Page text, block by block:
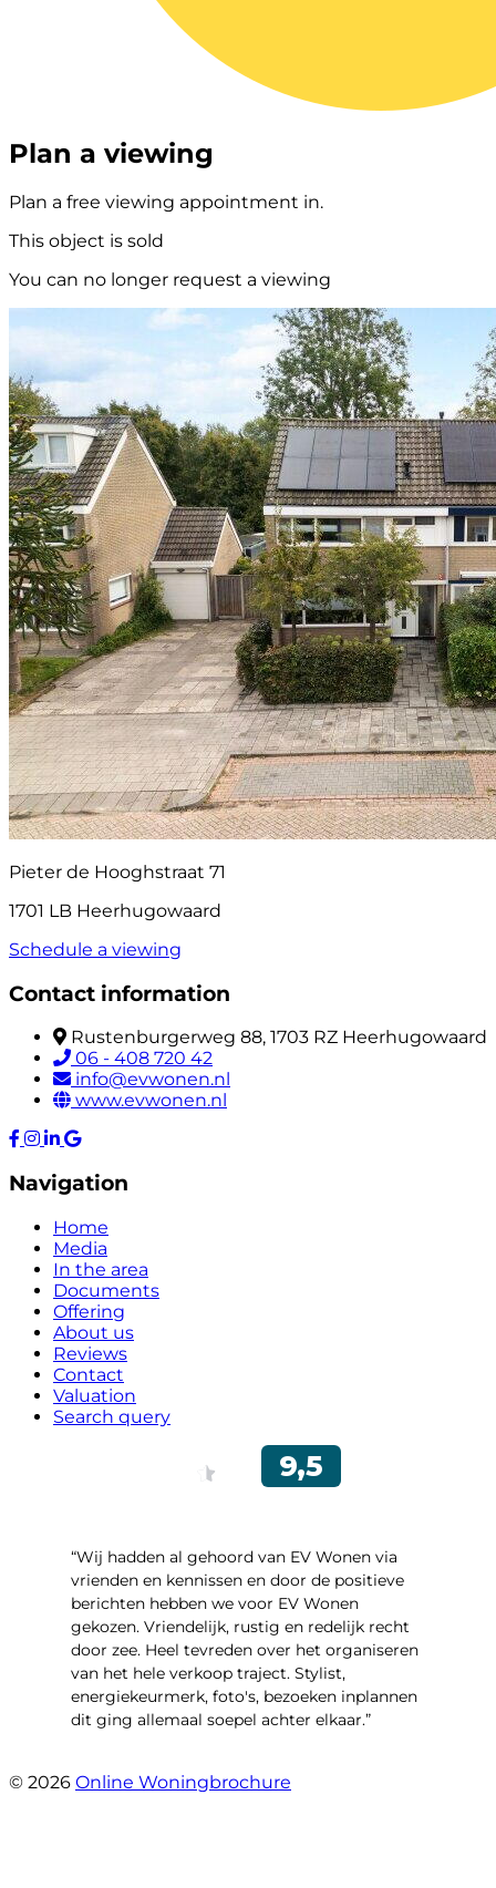
Plan a viewing
Plan a free viewing appointment in.
This object is sold
You can no longer request a viewing
Pieter de Hooghstraat 71
1701 LB Heerhugowaard
Schedule a viewing
Contact information
Rustenburgerweg 88, 1703 RZ Heerhugowaard
06 - 408 720 42
info@evwonen.nl
www.evwonen.nl
Navigation
Home
Media
In the area
Documents
Offering
About us
Reviews
Contact
Valuation
Search query
“Wij hadden al gehoord van EV Wonen via
vrienden en kennissen en door de positieve
berichten hebben we voor EV Wonen
gekozen. Vriendelijk, rustig en redelijk recht
door zee. Heel tevreden over het organiseren
van het hele verkoop traject. Stylist,
energiekeurmerk, foto's, bezoeken inplannen
dit ging allemaal soepel achter elkaar.”
© 2026 Online Woningbrochure